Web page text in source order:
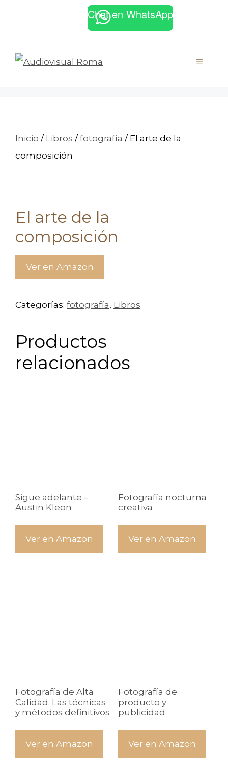
Facebook
Instagram
Chat en WhatsApp
MENÚ
Inicio / Libros / fotografía / El arte de la
composición
El arte de la
composición
Ver en Amazon
Categorías: fotografía, Libros
Productos
relacionados
Sigue adelante –
Austin Kleon
Ver en Amazon
Fotografía nocturna
creativa
Ver en Amazon
Fotografía de Alta
Calidad. Las técnicas
y métodos definitivos
Ver en Amazon
Fotografía de
producto y
publicidad
Ver en Amazon